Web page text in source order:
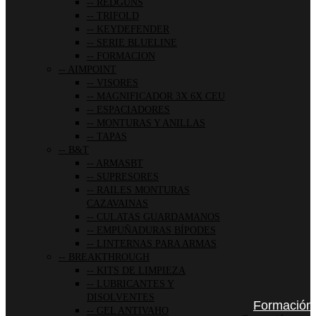
REDGUNS
TRIFOLD
KEYDEFENDER
SERIE BLUELINE
FORMACION
AIMPOINT
VISORES
MAGNIFICADOR 3X 6X CEU
ESPACIADORES
MONTURAS Y ANILLAS
TAPAS
B&T
ARMASBT
SUPRESORES
RAILES MONTURAS
CAZAVAINAS
CULATAS GUARDAMANOS
EMPUÑADURAS BÍPODES
LINTERNAS PARA ARMAS
BREAKTHROUGH
KITS DE LIMPIEZA
LUBRICANTES Y
DISOLVENTES
GEL ANTIVAHO
Formación